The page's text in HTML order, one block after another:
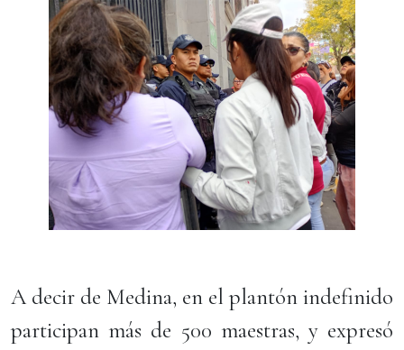
A decir de Medina, en el plantón indefinido
participan más de 500 maestras, y expresó